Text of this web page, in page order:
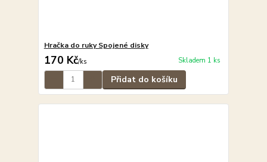
Hračka do ruky Spojené disky
170 Kč/ks Skladem 1 ks
Přidat do košíku